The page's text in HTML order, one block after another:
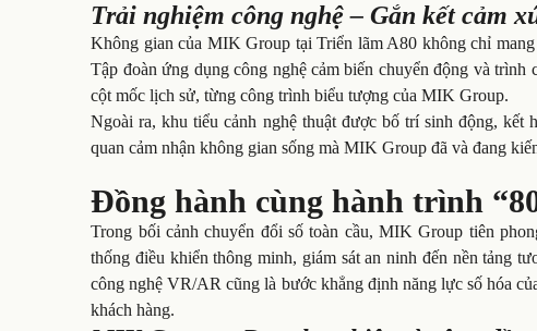
Trải nghiệm công nghệ – Gắn kết cảm
Không gian của MIK Group tại Triển lãm A80 không chỉ
Tập đoàn ứng dụng công nghệ cảm biến chuyển động và trình
cột mốc lịch sử, từng công trình biểu tượng của MIK Group.
Ngoài ra, khu tiểu cảnh nghệ thuật được bố trí sinh động, kết
quan cảm nhận không gian sống mà MIK Group đã và đang
Đồng hành cùng hành trình
Trong bối cảnh chuyển đổi số toàn cầu, MIK Group tiên
thống điều khiển thông minh, giám sát an ninh đến nền tảng
công nghệ VR/AR cũng là bước khẳng định năng lực số hóa
khách hàng.